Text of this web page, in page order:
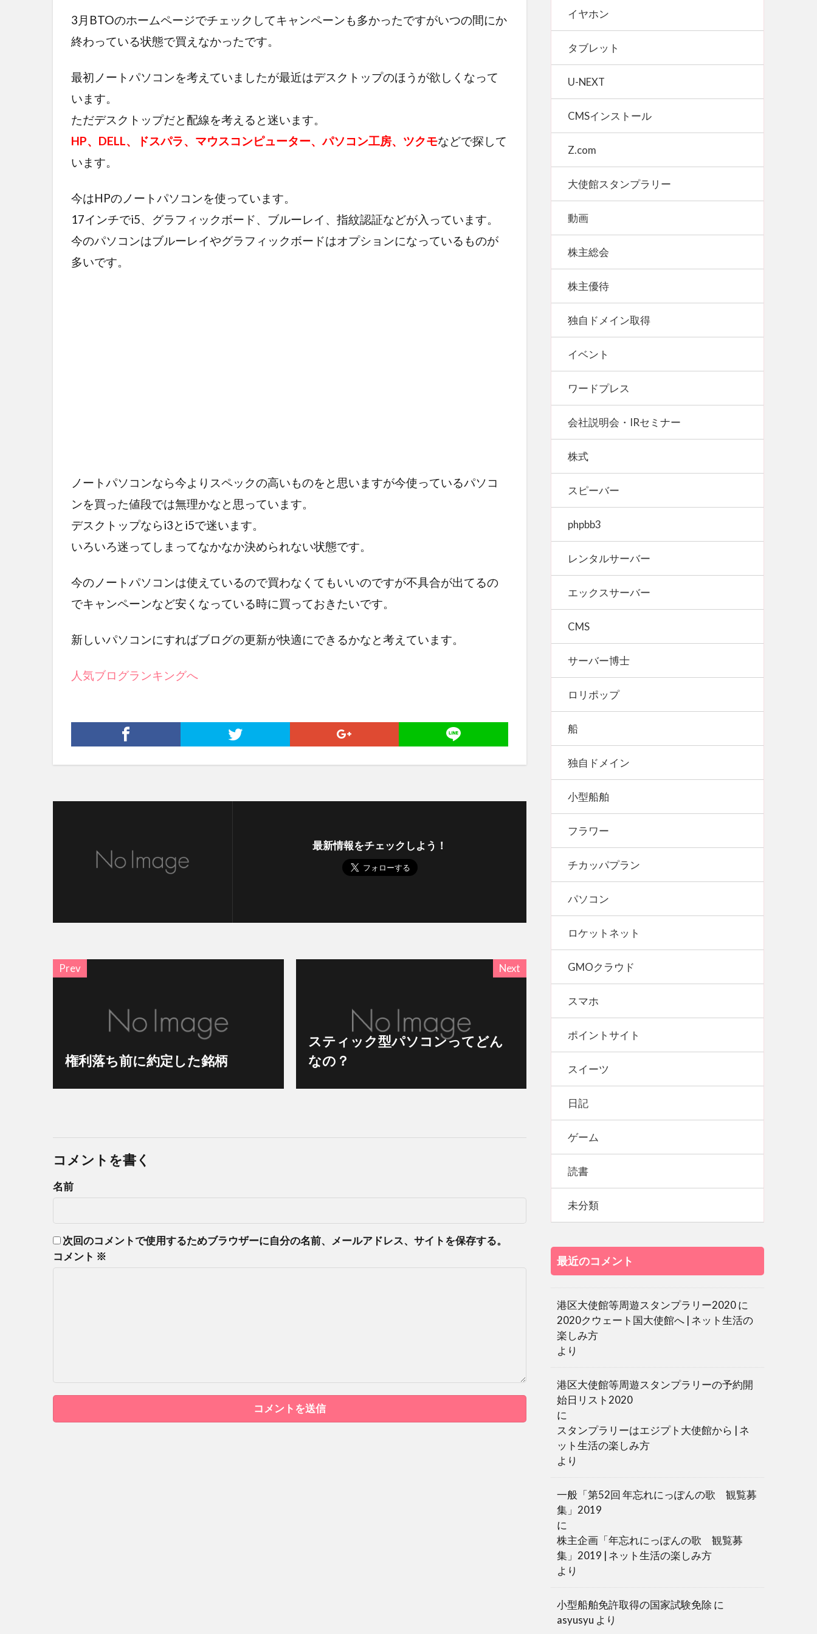
3月BTOのホームページでチェックしてキャンペーンも多かったですがいつの間にか
終わっている状態で買えなかったです。
最初ノートパソコンを考えていましたが最近はデスクトップのほうが欲しくなって
います。
ただデスクトップだと配線を考えると迷います。
HP、DELL、ドスパラ、マウスコンピューター、パソコン工房、ツクモなどで探して
います。
今はHPのノートパソコンを使っています。
17インチでi5、グラフィックボード、ブルーレイ、指紋認証などが入っています。
今のパソコンはブルーレイやグラフィックボードはオプションになっているものが
多いです。
ノートパソコンなら今よりスペックの高いものをと思いますが今使っているパソコ
ンを買った値段では無理かなと思っています。
デスクトップならi3とi5で迷います。
いろいろ迷ってしまってなかなか決められない状態です。
今のノートパソコンは使えているので買わなくてもいいのですが不具合が出てるの
でキャンペーンなど安くなっている時に買っておきたいです。
新しいパソコンにすればブログの更新が快適にできるかなと考えています。
人気ブログランキングへ
最新情報をチェックしよう！
Prev
権利落ち前に約定した銘柄
Next
スティック型パソコンってどん
なの？
コメントを書く
名前
次回のコメントで使用するためブラウザーに自分の名前、メールアドレス、サイトを保存する。
コメント ※
イヤホン
タブレット
U-NEXT
CMSインストール
Z.com
大使館スタンプラリー
動画
株主総会
株主優待
独自ドメイン取得
イベント
ワードプレス
会社説明会・IRセミナー
株式
スピーバー
phpbb3
レンタルサーバー
エックスサーバー
CMS
サーバー博士
ロリポップ
船
独自ドメイン
小型船舶
フラワー
チカッパプラン
パソコン
ロケットネット
GMOクラウド
スマホ
ポイントサイト
スイーツ
日記
ゲーム
読書
未分類
最近のコメント
港区大使館等周遊スタンプラリー2020に
2020クウェート国大使館へ | ネット生活の
楽しみ方
より
港区大使館等周遊スタンプラリーの予約開
始日リスト2020
に
スタンプラリーはエジプト大使館から | ネ
ット生活の楽しみ方
より
一般「第52回 年忘れにっぽんの歌 観覧募
集」2019
に
株主企画「年忘れにっぽんの歌 観覧募
集」2019 | ネット生活の楽しみ方
より
小型船舶免許取得の国家試験免除 に
asyusyu より